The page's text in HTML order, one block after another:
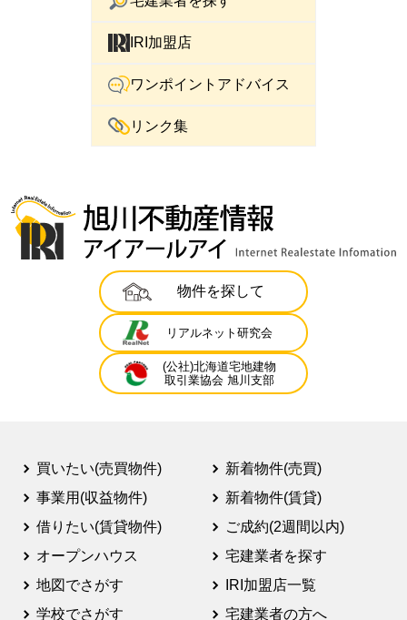
IRI加盟店
ワンポイントアドバイス
リンク集
物件を探して
リアルネット研究会
(公社)北海道宅地建物
取引業協会 旭川支部
買いたい(売買物件)
事業用(収益物件)
借りたい(賃貸物件)
オープンハウス
地図でさがす
学校でさがす
新着物件(売買)
新着物件(賃貸)
ご成約(2週間以内)
宅建業者を探す
IRI加盟店一覧
宅建業者の方へ